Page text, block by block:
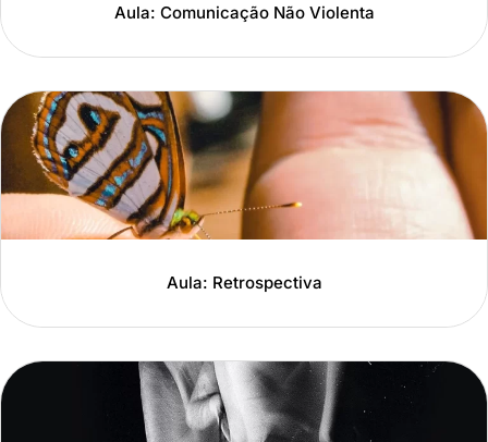
Aula: Comunicação Não Violenta
Aula: Retrospectiva